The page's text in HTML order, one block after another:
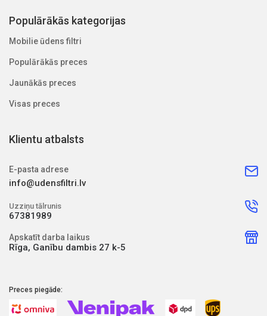
Populārākās kategorijas
Mobilie ūdens filtri
Populārākās preces
Jaunākās preces
Visas preces
Klientu atbalsts
E-pasta adrese
info@udensfiltri.lv
Uzziņu tālrunis
67381989
Apskatīt darba laikus
Rīga, Ganību dambis 27 k-5
Preces piegāde: